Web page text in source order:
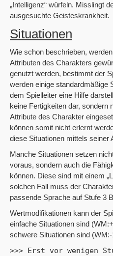
„Intelligenz“ würfeln. Misslingt
ausgesuchte Geisteskrankheit.
Situationen
Wie schon beschrieben,
Attributen des Charakters
genutzt werden, bestimmt der
werden einige standardmäßige
dem Spielleiter eine Hilfe
keine Fertigkeiten dar, sondern
Attribute des Charakter
können somit nicht erlernt
diese Situationen mittels seiner
Manche Situationen setzen
voraus, sondern auch die
können. Diese sind mit einem
solchen Fall muss der
passende Sprache auf Stufe 3
Wertmodifikationen kann der
einfache Situationen sind
schwere Situationen sind
>>> Erst vor wenigen